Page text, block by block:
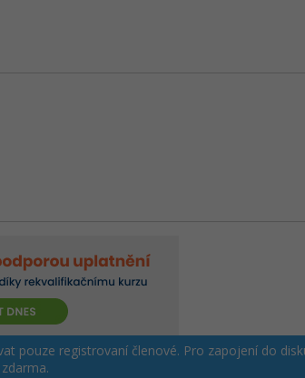
pouze registrovaní členové. Pro zapojení do